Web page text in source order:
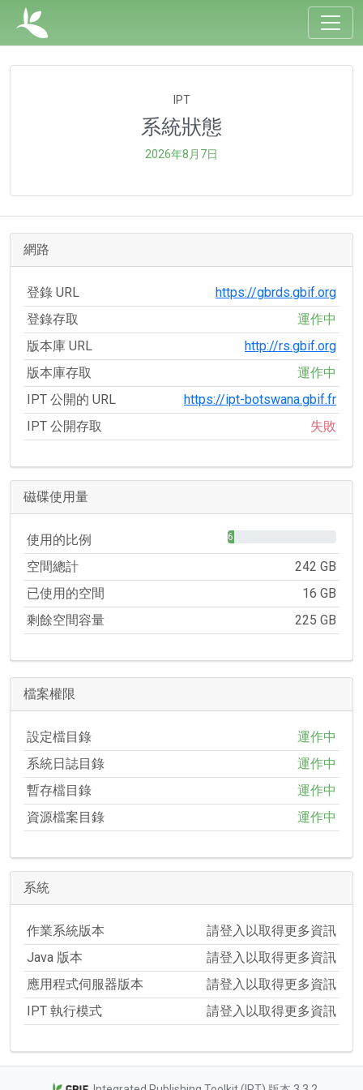
IPT
系統狀態
2026年8月7日
網路
登錄 URL
https://gbrds.gbif.org
登錄存取
運作中
版本庫 URL
http://rs.gbif.org
版本庫存取
運作中
IPT 公開的 URL
https://ipt-botswana.gbif.fr
IPT 公開存取
失敗
磁碟使用量
使用的比例 6%
空間總計
242 GB
已使用的空間
16 GB
剩餘空間容量
225 GB
檔案權限
設定檔目錄
運作中
系統日誌目錄
運作中
暫存檔目錄
運作中
資源檔案目錄
運作中
系統
作業系統版本
請登入以取得更多資訊
Java 版本
請登入以取得更多資訊
應用程式伺服器版本
請登入以取得更多資訊
IPT 執行模式
請登入以取得更多資訊